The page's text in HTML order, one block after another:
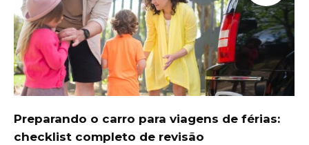
Preparando o carro para viagens de férias:
checklist completo de revisão